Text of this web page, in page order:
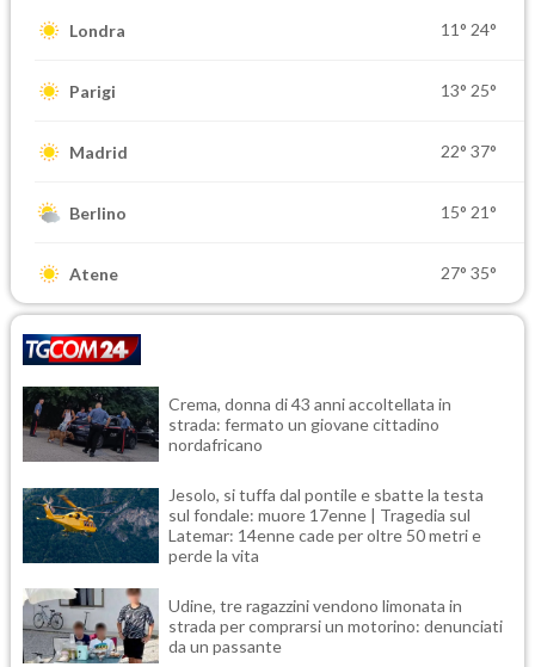
Londra 11° 24°
Parigi 13° 25°
Madrid 22° 37°
Berlino 15° 21°
Atene 27° 35°
Crema, donna di 43 anni accoltellata in
strada: fermato un giovane cittadino
nordafricano
Jesolo, si tuffa dal pontile e sbatte la testa
sul fondale: muore 17enne | Tragedia sul
Latemar: 14enne cade per oltre 50 metri e
perde la vita
Udine, tre ragazzini vendono limonata in
strada per comprarsi un motorino: denunciati
da un passante